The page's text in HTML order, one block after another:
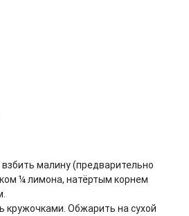
малину (предварительно
¼ лимона, натёртым корнем
кружочками. Обжарить на сухой